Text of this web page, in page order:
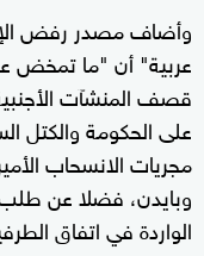
وأضاف مصدر رفض
عربية" أن "ما تمخض
قصف المنشآت
على الحكومة والكتل
مجريات الانسحاب
وبايدن، فضلا عن
الواردة في اتفاق